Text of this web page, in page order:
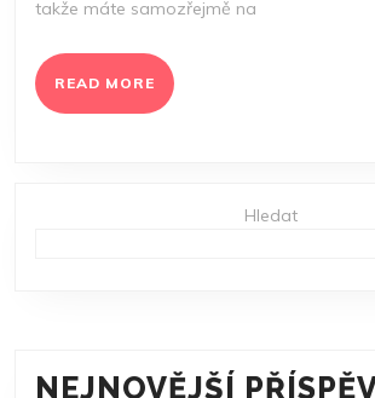
takže máte samozřejmě na
READ MORE READ
MORE
Hledat
NEJNOVĚJŠÍ